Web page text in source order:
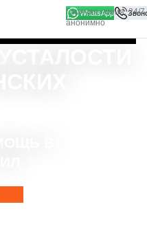
WhatsApp
на то, что
Хорошо